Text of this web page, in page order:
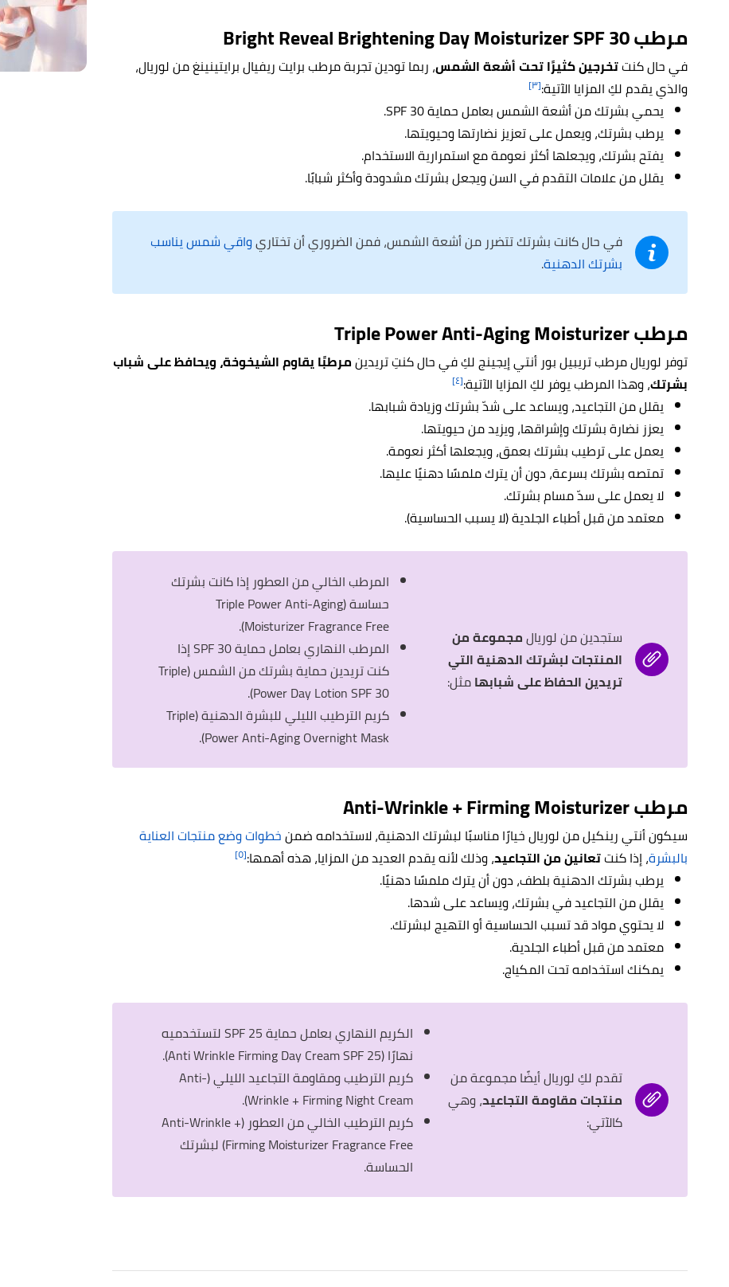
مرطب Bright Reveal Brightening Day Moisturizer SPF 30
في حال كنتتخرجين كثيرًا تحت أشعة الشمس، ربما تودين تجربة مرطب برايت ريفيال برايتينينغ من لوريال،
والذي يقدم لكِ المزايا الآتية:[٣]
يحمي بشرتك من أشعة الشمس بعامل حماية SPF 30.
يرطب بشرتك، ويعمل على تعزيز نضارتها وحيويتها.
يفتح بشرتك، ويجعلها أكثر نعومة مع استمرارية الاستخدام.
يقلل من علامات التقدم في السن ويجعل بشرتك مشدودة وأكثر شبابًا.
في حال كانت بشرتك تتضرر من أشعة الشمس، فمن الضروري أن تختاريواقي شمس يناسب
بشرتك الدهنية.
مرطب Triple Power Anti-Aging Moisturizer
توفر لوريال مرطب تريبيل بور أنتي إيجينج لكِ في حال كنتِ تريدينمرطبًا يقاوم الشيخوخة، ويحافظ على شباب
بشرتك، وهذا المرطب يوفر لكِ المزايا الآتية:[٤]
يقلل من التجاعيد، ويساعد على شدّ بشرتك وزيادة شبابها.
يعزز نضارة بشرتك وإشراقها، ويزيد من حيويتها.
يعمل على ترطيب بشرتك بعمق، ويجعلها أكثر نعومة.
تمتصه بشرتك بسرعة، دون أن يترك ملمسًا دهنيًا عليها.
لا يعمل على سدّ مسام بشرتك.
معتمد من قبل أطباء الجلدية (لا يسبب الحساسية).
ستجدين من لوريالمجموعة من
المنتجات لبشرتك الدهنية التي
تريدين الحفاظ على شبابهامثل:
المرطب الخالي من العطور إذا كانت بشرتك
حساسة (Triple Power Anti-Aging
Moisturizer Fragrance Free).
المرطب النهاري بعامل حماية SPF 30 إذا
كنت تريدين حماية بشرتك من الشمس (Triple
Power Day Lotion SPF 30).
كريم الترطيب الليلي للبشرة الدهنية (Triple
Power Anti-Aging Overnight Mask).
مرطب Anti-Wrinkle + Firming Moisturizer
سيكون أنتي رينكيل من لوريال خيارًا مناسبًا لبشرتك الدهنية، لاستخدامه ضمنخطوات وضع منتجات العناية
بالبشرة، إذا كنتتعانين من التجاعيد، وذلك لأنه يقدم العديد من المزايا، هذه أهمها:[٥]
يرطب بشرتك الدهنية بلطف، دون أن يترك ملمسًا دهنيًا.
يقلل من التجاعيد في بشرتك، ويساعد على شدها.
لا يحتوي مواد قد تسبب الحساسية أو التهيج لبشرتك.
معتمد من قبل أطباء الجلدية.
يمكنك استخدامه تحت المكياج.
تقدم لكِ لوريال أيضًا مجموعة من
منتجات مقاومة التجاعيد، وهي
كالآتي:
الكريم النهاري بعامل حماية SPF 25 لتستخدميه
نهارًا (Anti Wrinkle Firming Day Cream SPF 25).
كريم الترطيب ومقاومة التجاعيد الليلي (Anti-
Wrinkle + Firming Night Cream).
كريم الترطيب الخالي من العطور (Anti-Wrinkle +
Firming Moisturizer Fragrance Free) لبشرتك
الحساسة.